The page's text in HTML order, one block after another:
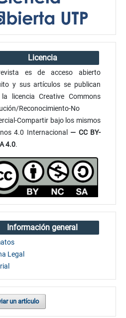
Licencia
es de acceso abierto
y sus artículos se publican
licencia Creative Commons
Reconocimiento-No
Compartir bajo los mismos
4.0 Internacional — CC BY-
4.0.
Información general
Legal
un artículo